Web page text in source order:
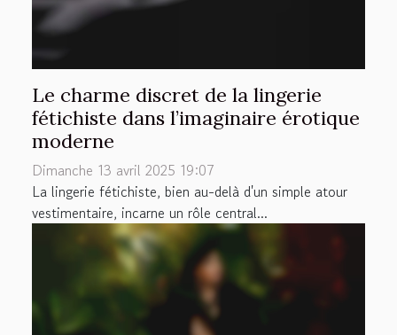
Le charme discret de la lingerie
fétichiste dans l’imaginaire érotique
moderne
Dimanche 13 avril 2025 19:07
La lingerie fétichiste, bien au-delà d'un simple atour
vestimentaire, incarne un rôle central...